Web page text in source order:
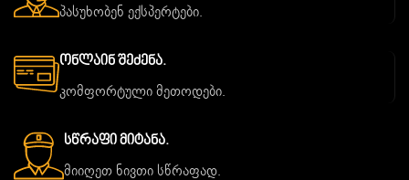
პასუხობენ ექსპერტები.
Ონლაინ Შეძენა.
კომფორტული მეთოდები.
Სწრაფი Მიტანა.
მიიღეთ ნივთი სწრაფად.